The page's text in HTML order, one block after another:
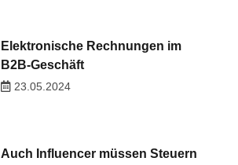
Elektronische Rechnungen im
B2B-Geschäft
23.05.2024
Auch Influencer müssen Steuern